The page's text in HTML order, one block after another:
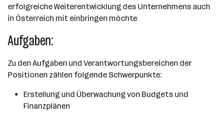
erfolgreiche Weiterentwicklung des Unternehmens auch
in Österreich mit einbringen möchte
Aufgaben:
Zu den Aufgaben und Verantwortungsbereichen der
Positionen zählen folgende Schwerpunkte:
Erstellung und Überwachung von Budgets und
Finanzplänen